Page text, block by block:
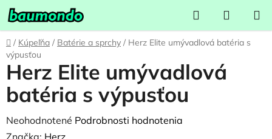
Prejsť
na
obsah
Hľadať
KOŠÍK
Domov
/ Kúpeľňa / Batérie a sprchy / Herz Elite umývadlová batéria s
výpusťou
Herz Elite umývadlová
batéria s výpusťou
Priemerné
hodnotenie
Neohodnotené Podrobnosti hodnotenia
Značka: Herz